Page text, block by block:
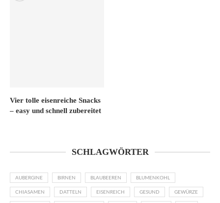
Vier tolle eisenreiche Snacks
– easy und schnell zubereitet
SCHLAGWÖRTER
AUBERGINE BIRNEN BLAUBEEREN BLUMENKOHL
CHIASAMEN DATTELN EISENREICH GESUND GEWÜRZE